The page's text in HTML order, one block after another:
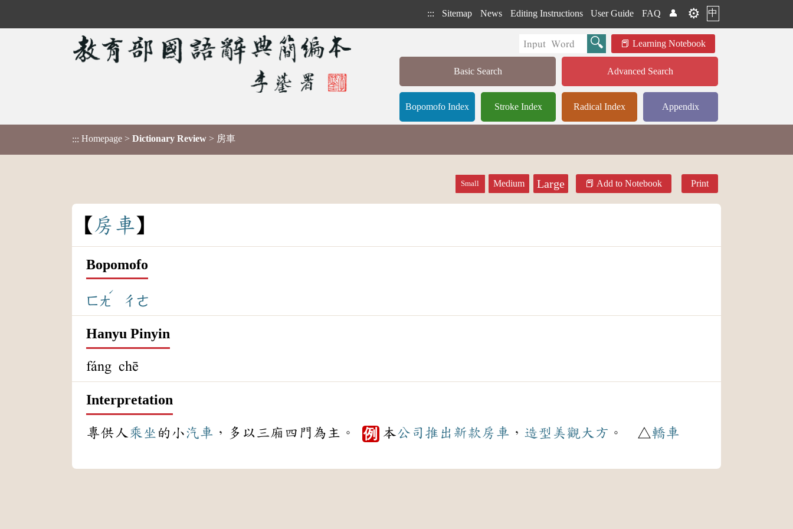
::: Sitemap News Editing Instructions User Guide FAQ 👤 ⚙️ 中
Learning Notebook
Basic Search Advanced Search
Bopomofo Index Stroke Index Radical Index Appendix
::: Homepage > Dictionary Review > 房車
Small Medium Large Add to Notebook Print
房 車
Bopomofo
ㄈㄤ
ˊ
ㄔㄜ
Hanyu Pinyin
fáng chē
Interpretation
專供人乘坐 的小汽車 ，多以三廂四門為主。 例 本公司 推出 新款 房車 ， 造型 美觀 大方 。 △轎車